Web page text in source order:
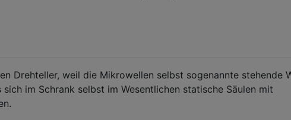
Drehteller, weil die Mikrowellen selbst sogenannte stehende
im Schrank selbst im Wesentlichen statische Säulen mit